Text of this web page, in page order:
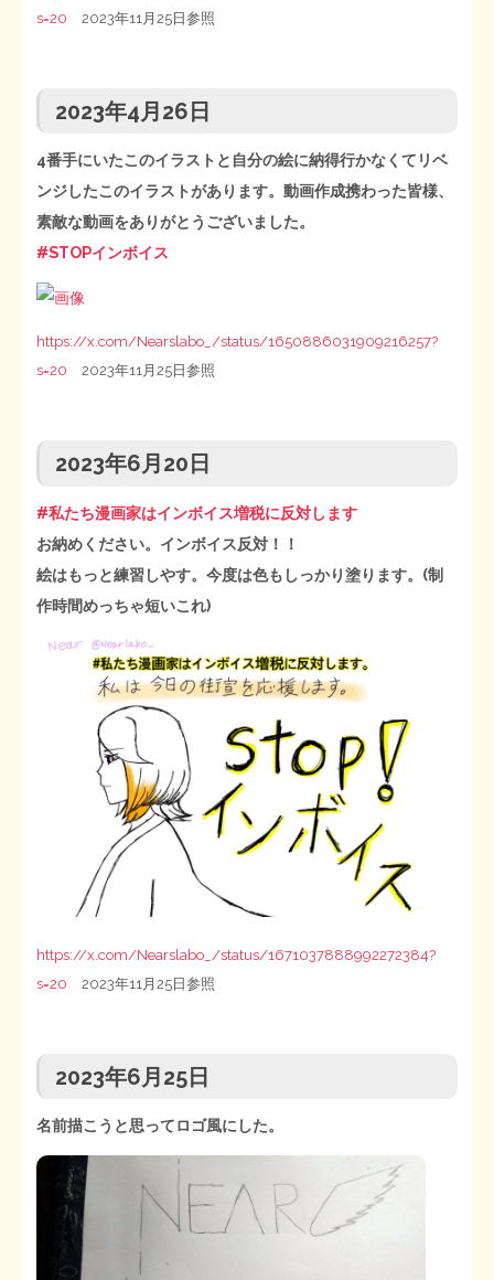
s=20 2023年11月25日参照
2023年4月26日
4番手にいたこのイラストと自分の絵に納得行かなくてリベ
ンジしたこのイラストがあります。動画作成携わった皆様、
素敵な動画をありがとうございました。
#STOPインボイス
https://x.com/Nearslabo_/status/1650886031909216257?
s=20 2023年11月25日参照
2023年6月20日
#私たち漫画家はインボイス増税に反対します
お納めください。インボイス反対！！
絵はもっと練習しやす。今度は色もしっかり塗ります。(制
作時間めっちゃ短いこれ)
https://x.com/Nearslabo_/status/1671037888992272384?
s=20 2023年11月25日参照
2023年6月25日
名前描こうと思ってロゴ風にした。